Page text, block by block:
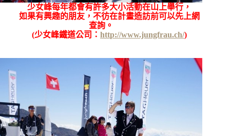
少女峰每年都會有許多大小活動在山上舉行，
如果有興趣的朋友，不彷在計畫造訪前可以先上網
查詢。
(少女峰鐵道公司：http://www.jungfrau.ch/)